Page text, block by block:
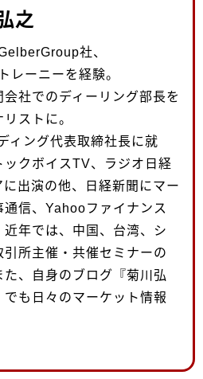
之
社、
レーニーを経験。
社でのディーリング部長を
ストに。
ィング代表取締社長に就
クボイスTV、ラジオ日経
出演の他、日経新聞にマー
信、Yahooファイナンス
年では、中国、台湾、シ
所主催・共催セミナーの
、自身のブログ『菊川弘
も日々のマーケット情報